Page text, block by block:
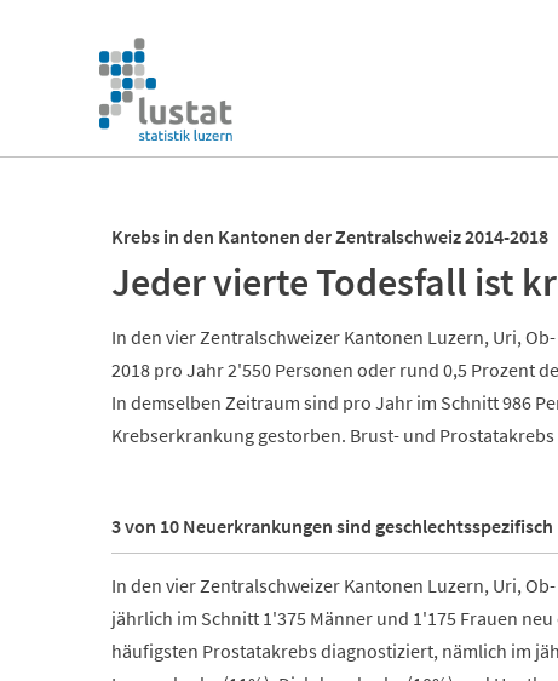
überspringen
Navigation
überspringen
Krebs in den Kantonen der Zentralschweiz 2014-2018
Jeder vierte Todesfall ist
In den vier Zentralschweizer Kantonen Luzern, Uri,
2018 pro Jahr 2'550 Personen oder rund 0,5 Prozent
In demselben Zeitraum sind pro Jahr im Schnitt 986
Krebserkrankung gestorben. Brust- und
3 von 10 Neuerkrankungen sind geschlechtsspezifisch
In den vier Zentralschweizer Kantonen Luzern, Uri,
jährlich im Schnitt 1'375 Männer und 1'175 Frauen
häufigsten Prostatakrebs diagnostiziert, nämlich im